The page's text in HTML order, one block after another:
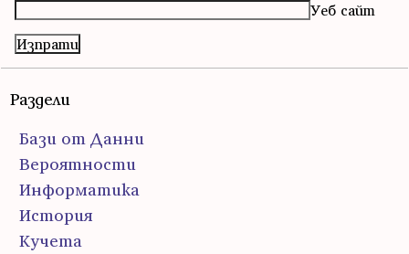
Уеб сайт
Раздели
Бази от Данни
Вероятности
Информатика
История
Кучета